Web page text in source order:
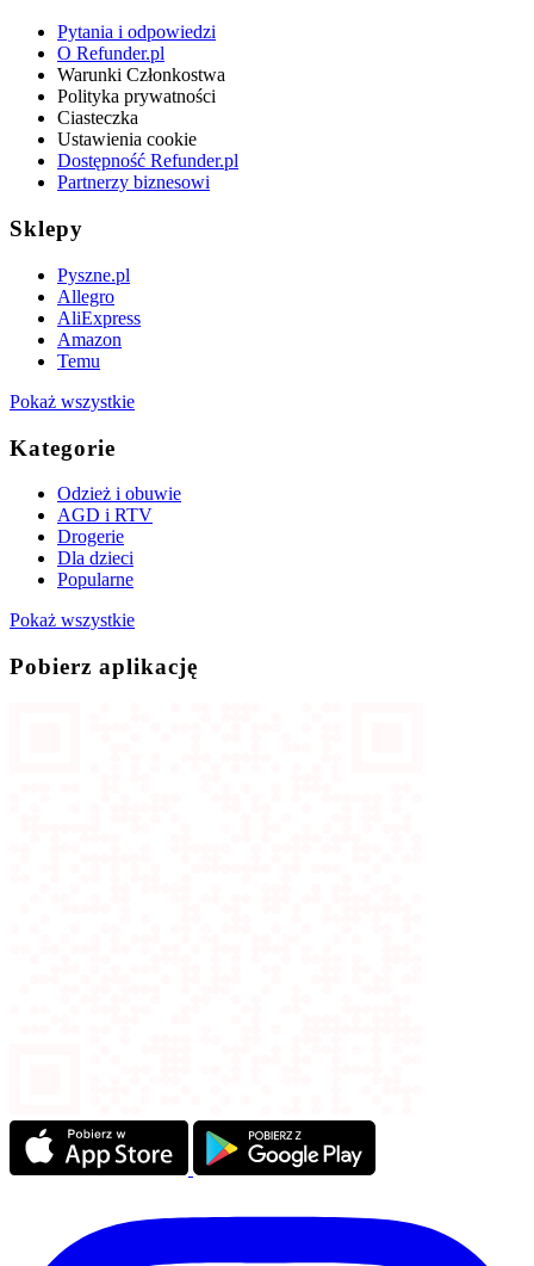
Pytania i odpowiedzi
O Refunder.pl
Warunki Członkostwa
Polityka prywatności
Ciasteczka
Ustawienia cookie
Dostępność Refunder.pl
Partnerzy biznesowi
Sklepy
Pyszne.pl
Allegro
AliExpress
Amazon
Temu
Pokaż wszystkie
Kategorie
Odzież i obuwie
AGD i RTV
Drogerie
Dla dzieci
Popularne
Pokaż wszystkie
Pobierz aplikację